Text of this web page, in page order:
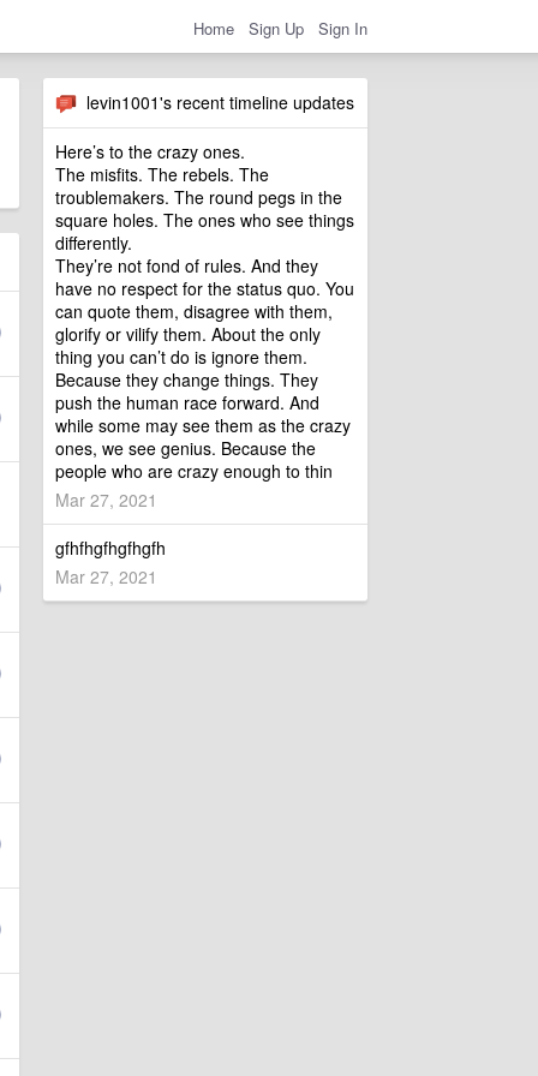
Home Sign Up Sign In
levin1001's recent timeline updates
Here’s to the crazy ones.
The misfits. The rebels. The
troublemakers. The round pegs in the
square holes. The ones who see things
differently.
They’re not fond of rules. And they
have no respect for the status quo. You
can quote them, disagree with them,
glorify or vilify them. About the only
thing you can’t do is ignore them.
Because they change things. They
push the human race forward. And
while some may see them as the crazy
ones, we see genius. Because the
people who are crazy enough to thin
Mar 27, 2021
gfhfhgfhgfhgfh
Mar 27, 2021